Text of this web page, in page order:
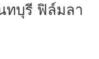
บุรี ฟิล์มลา